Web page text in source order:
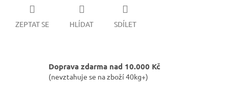
ZEPTAT SE HLÍDAT SDÍLET
Doprava zdarma nad 10.000 Kč
(nevztahuje se na zboží 40kg+)